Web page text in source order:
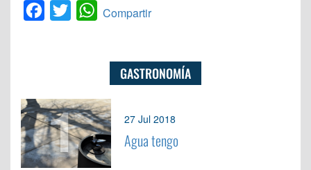
Facebook
Twitter WhatsApp
Compartir
GASTRONOMÍA
1 27 Jul 2018
Agua tengo